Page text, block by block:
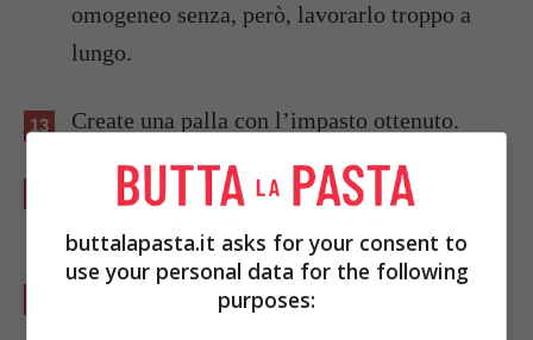
omogeneo senza, però, lavorarlo troppo a
lungo.
Create una palla con l’impasto ottenuto.
Avvolgetela nella pellicola trasparente per
Fatela riposare per circa mezz’ora.
buttalapasta.it asks for your consent to
use your personal data for the following
purposes: